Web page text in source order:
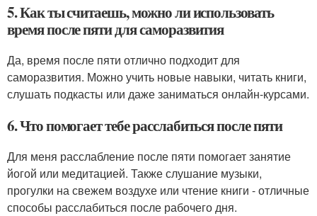
5. Как ты считаешь, можно ли использовать
время после пяти для саморазвития
Да, время после пяти отлично подходит для
саморазвития. Можно учить новые навыки, читать книги,
слушать подкасты или даже заниматься онлайн-курсами.
6. Что помогает тебе расслабиться после пяти
Для меня расслабление после пяти помогает занятие
йогой или медитацией. Также слушание музыки,
прогулки на свежем воздухе или чтение книги - отличные
способы расслабиться после рабочего дня.